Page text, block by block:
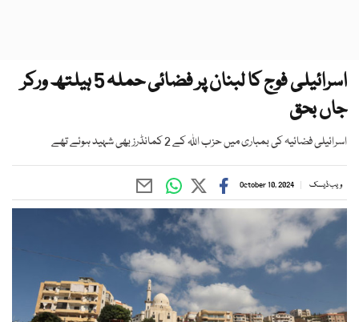
اسرائیلی فوج کا لبنان پر فضائی حملہ 5 ہیلتھ ورکر
جاں بحق
اسرائیلی فضائیہ کی بمباری میں حزب اللہ کے 2 کمانڈرز بھی شہید ہوئے تھے
ویب ڈیسک October 10, 2024